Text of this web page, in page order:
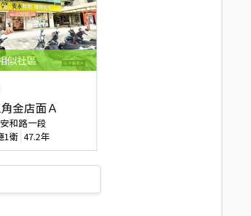
似社區
金店面Ａ
和路一段
1衛 47.2年